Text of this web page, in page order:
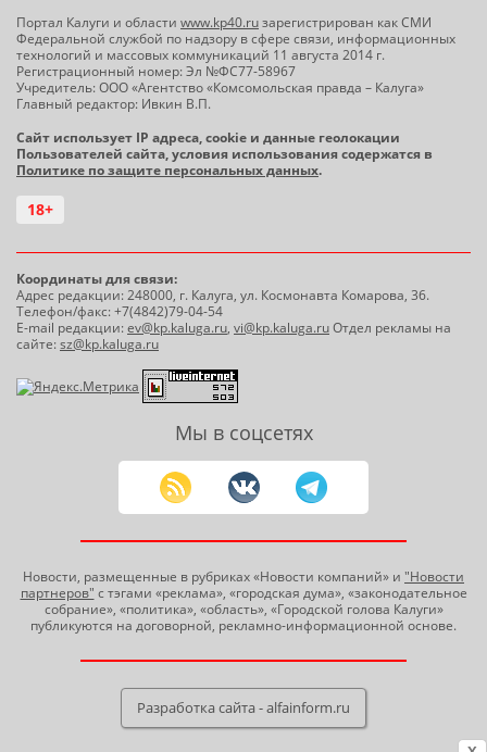
Портал Калуги и области www.kp40.ruзарегистрирован как СМИ
Федеральной службой по надзору в сфере связи, информационных
технологий и массовых коммуникаций 11 августа 2014 г.
Регистрационный номер: Эл №ФС77-58967
Учредитель: ООО «Агентство «Комсомольская правда – Калуга»
Главный редактор: Ивкин В.П.
Сайт использует IP адреса, cookie и данные геолокации
Пользователей сайта, условия использования содержатся в
Политике по защите персональных данных.
18+
Координаты для связи:
Адрес редакции: 248000, г. Калуга, ул. Космонавта Комарова, 36.
Телефон/факс: +7(4842)79-04-54
E-mail редакции:ev@kp.kaluga.ru, vi@kp.kaluga.ruОтдел рекламы на
сайте:sz@kp.kaluga.ru
Мы в соцсетях
Новости, размещенные в рубриках «Новости компаний» и "Новости
партнеров" с тэгами «реклама», «городская дума», «законодательное
собрание», «политика», «область», «Городской голова Калуги»
публикуются на договорной, рекламно-информационной основе.
Разработка сайта - alfainform.ru